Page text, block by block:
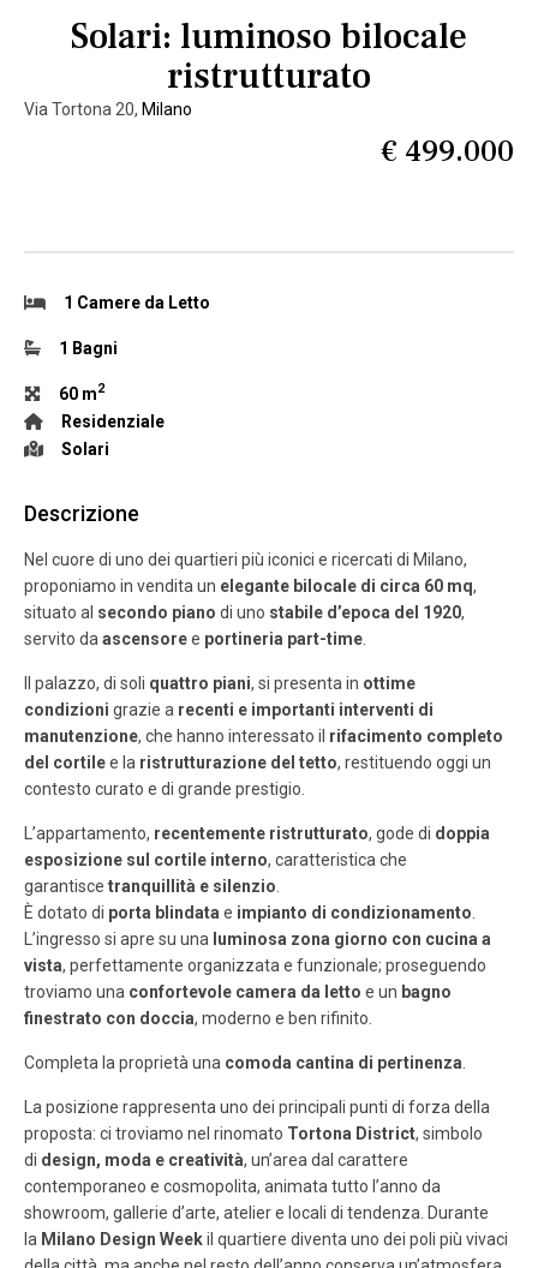
Solari: luminoso bilocale
ristrutturato
Via Tortona 20, Milano
€ 499.000
1 Camere da Letto
1 Bagni
60 m2
Residenziale
Solari
Descrizione
Nel cuore di uno dei quartieri più iconici e ricercati di Milano,
proponiamo in vendita un elegante bilocale di circa 60 mq,
situato al secondo piano di uno stabile d’epoca del 1920,
servito da ascensoree portineria part-time
Il palazzo, di soli quattro piani, si presenta in ottime
condizioni grazie a recenti e importanti interventi di
manutenzione, che hanno interessato il rifacimento completo
del cortilee la ristrutturazione del tetto, restituendo oggi un
contesto curato e di grande prestigio.
L’appartamento, recentemente ristrutturato, gode di doppia
esposizione sul cortile interno, caratteristica che
garantisce tranquillità e silenzio
È dotato di porta blindata e impianto di condizionamento
L’ingresso si apre su una luminosa zona giorno con cucina a
vista, perfettamente organizzata e funzionale; proseguendo
troviamo una confortevole camera da letto e un bagno
finestrato con doccia, moderno e ben rifinito.
Completa la proprietà una comoda cantina di pertinenza
La posizione rappresenta uno dei principali punti di forza della
proposta: ci troviamo nel rinomato Tortona District, simbolo
di design, moda e creatività, un’area dal carattere
contemporaneo e cosmopolita, animata tutto l’anno da
showroom, gallerie d’arte, atelier e locali di tendenza. Durante
la Milano Design Weekil quartiere diventa uno dei poli più vivaci